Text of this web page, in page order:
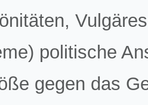
politische
gegen das